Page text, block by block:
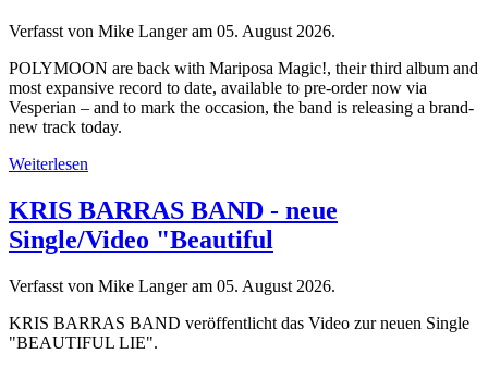
Verfasst von Mike Langer am 05. August 2026.
POLYMOON are back with Mariposa Magic!, their third album and
most expansive record to date, available to pre-order now via
Vesperian – and to mark the occasion, the band is releasing a brand-
new track today.
Weiterlesen
KRIS BARRAS BAND - neue
Single/Video "Beautiful
Verfasst von Mike Langer am 05. August 2026.
KRIS BARRAS BAND veröffentlicht das Video zur neuen Single
"BEAUTIFUL LIE".